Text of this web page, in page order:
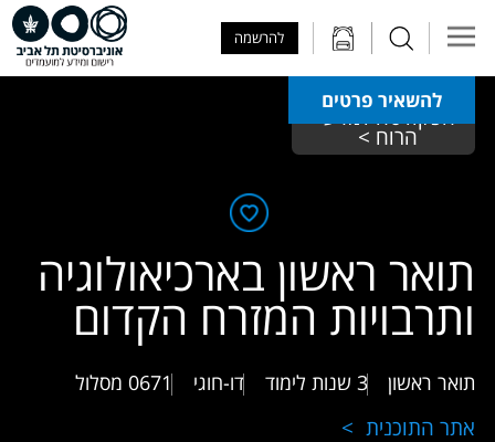
להרשמה
להשאיר פרטים
הפקולטה למדעי
הרוח >
תואר ראשון בארכיאולוגיה
ותרבויות המזרח הקדום
תואר ראשון 3 שנות לימוד דו-חוגי 0671 מסלול
אתר התוכנית